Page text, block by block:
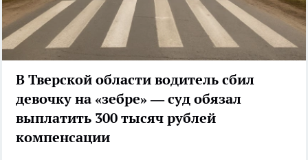
В Тверской области водитель сбил
девочку на «зебре» — суд обязал
выплатить 300 тысяч рублей
компенсации